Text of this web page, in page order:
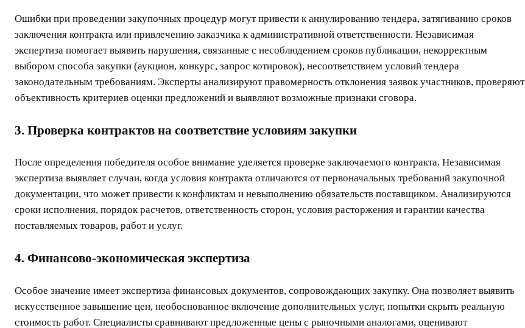
Ошибки при проведении закупочных процедур могут привести к аннулированию тендера, затягиванию сроков
заключения контракта или привлечению заказчика к административной ответственности. Независимая
экспертиза помогает выявить нарушения, связанные с несоблюдением сроков публикации, некорректным
выбором способа закупки (аукцион, конкурс, запрос котировок), несоответствием условий тендера
законодательным требованиям. Эксперты анализируют правомерность отклонения заявок участников, проверяют
объективность критериев оценки предложений и выявляют возможные признаки сговора.
3. Проверка контрактов на соответствие условиям закупки
После определения победителя особое внимание уделяется проверке заключаемого контракта. Независимая
экспертиза выявляет случаи, когда условия контракта отличаются от первоначальных требований закупочной
документации, что может привести к конфликтам и невыполнению обязательств поставщиком. Анализируются
сроки исполнения, порядок расчетов, ответственность сторон, условия расторжения и гарантии качества
поставляемых товаров, работ и услуг.
4. Финансово-экономическая экспертиза
Особое значение имеет экспертиза финансовых документов, сопровождающих закупку. Она позволяет выявить
искусственное завышение цен, необоснованное включение дополнительных услуг, попытки скрыть реальную
стоимость работ. Специалисты сравнивают предложенные цены с рыночными аналогами, оценивают